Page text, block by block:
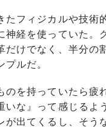
フィジカルや技術
神経を使っていた。
だけでなく、半分の
プルだ。
のを持っていたら
いな』って感じるよ
が出てくるし、そ